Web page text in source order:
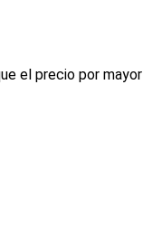
el precio por mayor